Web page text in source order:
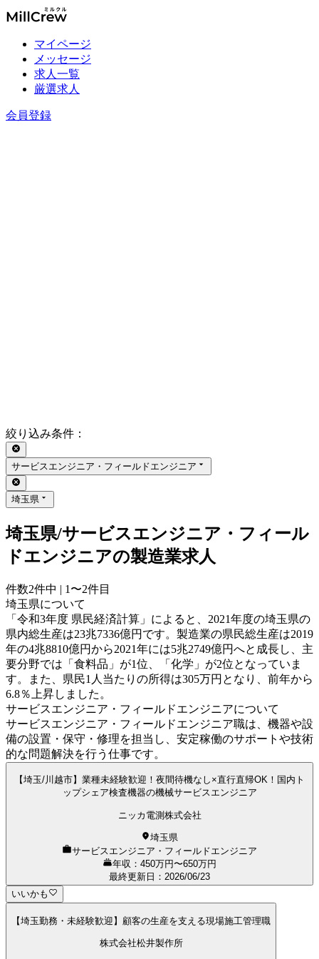
マイページ
メッセージ
求人一覧
厳選求人
会員登録
絞り込み条件 ：
サービスエンジニア・フィールドエンジニア
埼玉県
埼玉県/サービスエンジニア・フィール
ドエンジニアの製造業求人
件数2件中 | 1〜2件目
埼玉県について
「令和3年度 県民経済計算」によると、2021年度の埼玉県の
県内総生産は23兆7336億円です。製造業の県民総生産は2019
年の4兆8810億円から2021年には5兆2749億円へと成長し、主
要分野では「食料品」が1位、「化学」が2位となっていま
す。また、県民1人当たりの所得は305万円となり、前年から
6.8％上昇しました。
サービスエンジニア・フィールドエンジニアについて
サービスエンジニア・フィールドエンジニア職は、機器や設
備の設置・保守・修理を担当し、安定稼働のサポートや技術
的な問題解決を行う仕事です。
【埼玉/川越市】業種未経験歓迎！夜間待機なし×直行直帰OK！国内ト
ップシェア検査機器の機械サービスエンジニア
ニッカ電測株式会社
埼玉県
サービスエンジニア・フィールドエンジニア
年収：450万円〜650万円
最終更新日 ： 2026/06/23
いいかも
【埼玉勤務・未経験歓迎】顧客の生産を支える現場施工管理職
株式会社松井製作所